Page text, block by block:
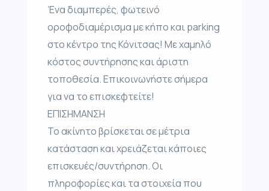
Ένα διαμπερές, φωτεινό
οροφοδιαμέρισμα με κήπο και parking
στο κέντρο της Κόνιτσας! Με χαμηλό
κόστος συντήρησης και άριστη
τοποθεσία. Επικοινωνήστε σήμερα
για να το επισκεφτείτε!
ΕΠΙΣΗΜΑΝΣΗ
Το ακίνητο βρίσκεται σε μέτρια
κατάσταση και χρειάζεται κάποιες
επισκευές/συντήρηση. Οι
πληροφορίες και τα στοιχεία που